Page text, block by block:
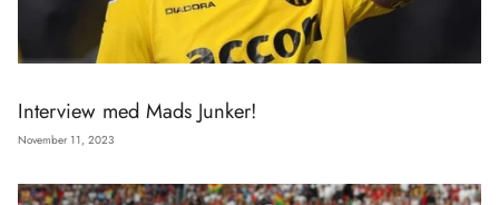
Interview med Mads Junker!
November 11, 2023